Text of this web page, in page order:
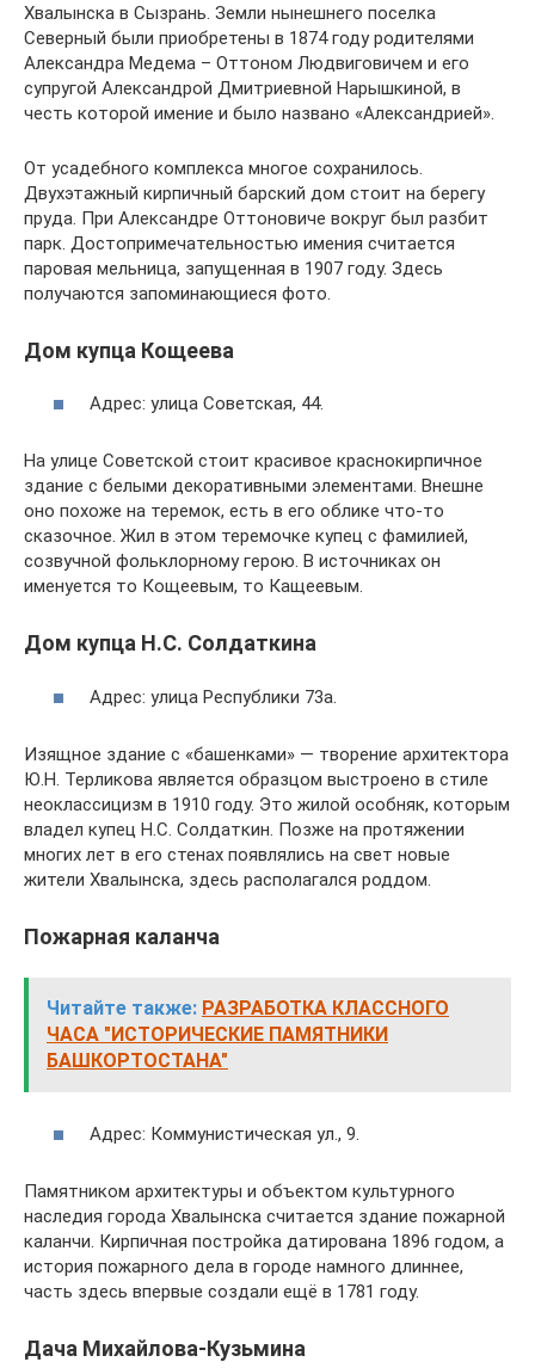
Хвалынска в Сызрань. Земли нынешнего поселка
Северный были приобретены в 1874 году родителями
Александра Медема – Оттоном Людвиговичем и его
супругой Александрой Дмитриевной Нарышкиной, в
честь которой имение и было названо «Александрией».
От усадебного комплекса многое сохранилось.
Двухэтажный кирпичный барский дом стоит на берегу
пруда. При Александре Оттоновиче вокруг был разбит
парк. Достопримечательностью имения считается
паровая мельница, запущенная в 1907 году. Здесь
получаются запоминающиеся фото.
Дом купца Кощеева
Адрес: улица Советская, 44.
На улице Советской стоит красивое краснокирпичное
здание с белыми декоративными элементами. Внешне
оно похоже на теремок, есть в его облике что-то
сказочное. Жил в этом теремочке купец с фамилией,
созвучной фольклорному герою. В источниках он
именуется то Кощеевым, то Кащеевым.
Дом купца Н.С. Солдаткина
Адрес: улица Республики 73а.
Изящное здание с «башенками» — творение архитектора
Ю.Н. Терликова является образцом выстроено в стиле
неоклассицизм в 1910 году. Это жилой особняк, которым
владел купец Н.С. Солдаткин. Позже на протяжении
многих лет в его стенах появлялись на свет новые
жители Хвалынска, здесь располагался роддом.
Пожарная каланча
Читайте также: РАЗРАБОТКА КЛАССНОГО
ЧАСА "ИСТОРИЧЕСКИЕ ПАМЯТНИКИ
БАШКОРТОСТАНА"
Адрес: Коммунистическая ул., 9.
Памятником архитектуры и объектом культурного
наследия города Хвалынска считается здание пожарной
каланчи. Кирпичная постройка датирована 1896 годом, а
история пожарного дела в городе намного длиннее,
часть здесь впервые создали ещё в 1781 году.
Дача Михайлова-Кузьмина